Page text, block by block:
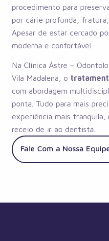
procedimento para
por cárie profunda, fratura,
Apesar de estar cercado
moderna e confortável.
Na Clínica Ástre –
Vila Madalena, o
com abordagem
ponta. Tudo para mais
experiência mais
receio de ir ao dentista.
Fale Com a Nossa